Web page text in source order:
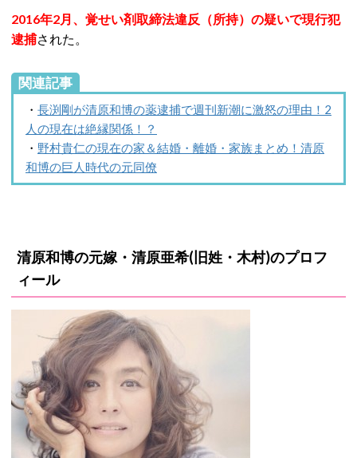
2016年2月、覚せい剤取締法違反（所持）の疑いで現行犯
逮捕され た。
関連記事
・ 長渕剛が清原和博の薬逮捕で週刊新潮に激怒の理由！2
人の現在は絶縁関係！？
・ 野村貴仁の現在の家＆結婚・離婚・家族まとめ！清原
和博の巨人時代の元同僚
清原和博の元嫁・清原亜希(旧姓・木村)のプロフ
ィール